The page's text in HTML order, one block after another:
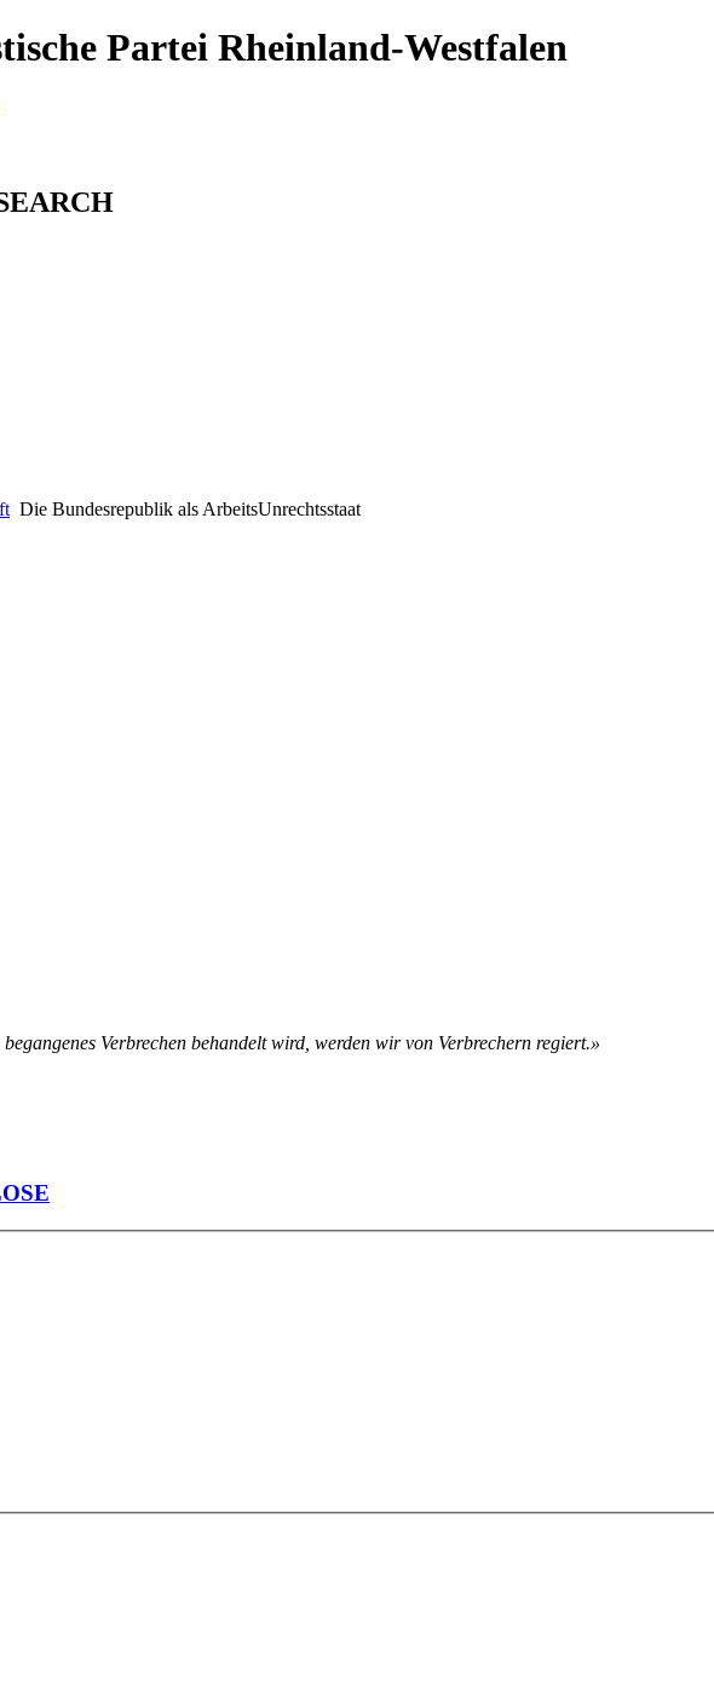
Partei Rheinland-Westfalen
Die Bundesrepublik als ArbeitsUnrechtsstaat
Verbrechen behandelt wird, werden wir von Verbrechern regiert.»